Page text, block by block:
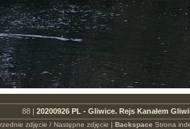
88 | 20200926 PL - Gliwice. Rejs Kanałem
zdjęcie / Następne zdjęcie | Backspace Strona